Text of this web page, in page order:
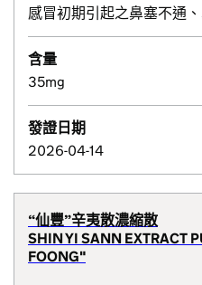
感冒初期引起之鼻塞不通
含量
35mg
發證日期
2026-04-14
“仙豐”辛夷散濃縮散
SHIN YI SANN EXTRACT
FOONG"